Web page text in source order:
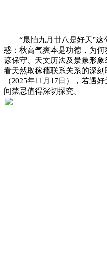
“最怕九月廿八是好天”这
惑：秋高气爽本是功德，为
谚保守、天文历法及景象形
看天然取稼穑联系关系的深
（2025年11月17日），若遇
间禁忌值得深切探究。